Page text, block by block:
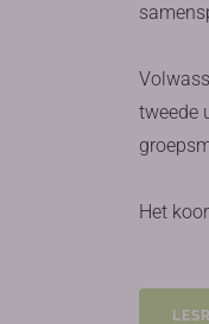
tweede
Het